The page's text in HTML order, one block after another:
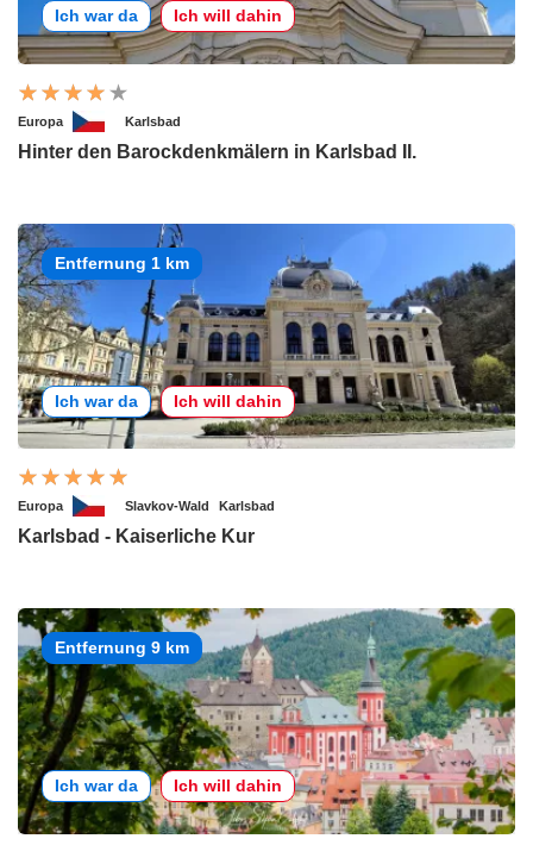
Ich war da Ich will dahin
Europa Karlsbad
Hinter den Barockdenkmälern in Karlsbad II.
Entfernung 1 km
Ich war da Ich will dahin
Europa Slavkov-Wald Karlsbad
Karlsbad - Kaiserliche Kur
Entfernung 9 km
Ich war da Ich will dahin